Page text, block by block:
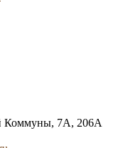
Коммуны, 7А, 206А